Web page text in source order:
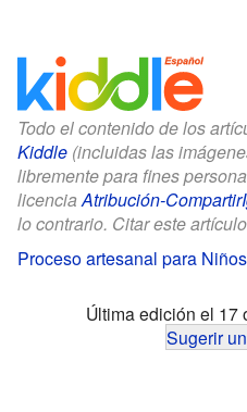
Todo el contenido de los
Kiddle (incluidas las
libremente para fines
licenciaAtribución-
lo contrario. Citar este
Proceso artesanal para Niños
Última edición el 17
Sugerir